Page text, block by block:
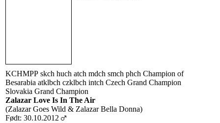
KCHMPP skch huch atch mdch smch phch Champion of
Besarabia atklbch czklbch intch Czech Grand Champion
Slovakia Grand Champion
Zalazar Love Is In The Air
(Zalazar Goes Wild & Zalazar Bella Donna)
Født: 30.10.2012